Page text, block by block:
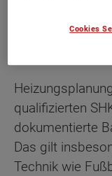
qualifizierten
dokumentierte
Das gilt
Technik wie
Cookies